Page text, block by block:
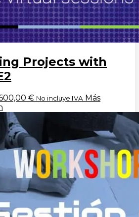
Projects with
€ No incluye IVA Más